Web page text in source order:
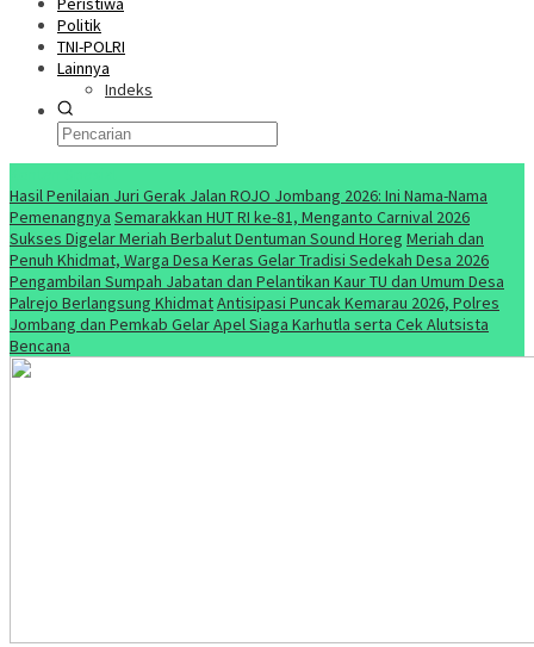
Politik
TNI-POLRI
Lainnya
Indeks
Hasil Penilaian Juri Gerak Jalan ROJO Jombang 2026: Ini Nama-Nama
Pemenangnya Semarakkan HUT RI ke-81, Menganto Carnival 2026
Sukses Digelar Meriah Berbalut Dentuman Sound Horeg Meriah dan
Penuh Khidmat, Warga Desa Keras Gelar Tradisi Sedekah Desa 2026
Pengambilan Sumpah Jabatan dan Pelantikan Kaur TU dan Umum Desa
Palrejo Berlangsung KhidmatAntisipasi Puncak Kemarau 2026, Polres
Jombang dan Pemkab Gelar Apel Siaga Karhutla serta Cek Alutsista
Bencana